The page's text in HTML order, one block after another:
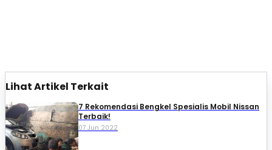
Lihat Artikel Terkait
7 Rekomendasi Bengkel Spesialis Mobil Nissan
Terbaik!
07 Jun 2022